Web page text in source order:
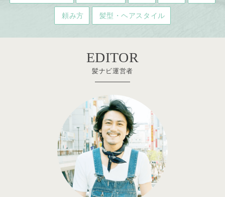
頼み方 髪型・ヘアスタイル
EDITOR
髪ナビ運営者